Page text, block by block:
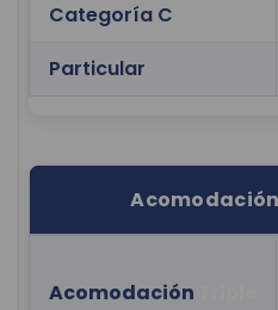
Categoría C
Particular
Acomodación